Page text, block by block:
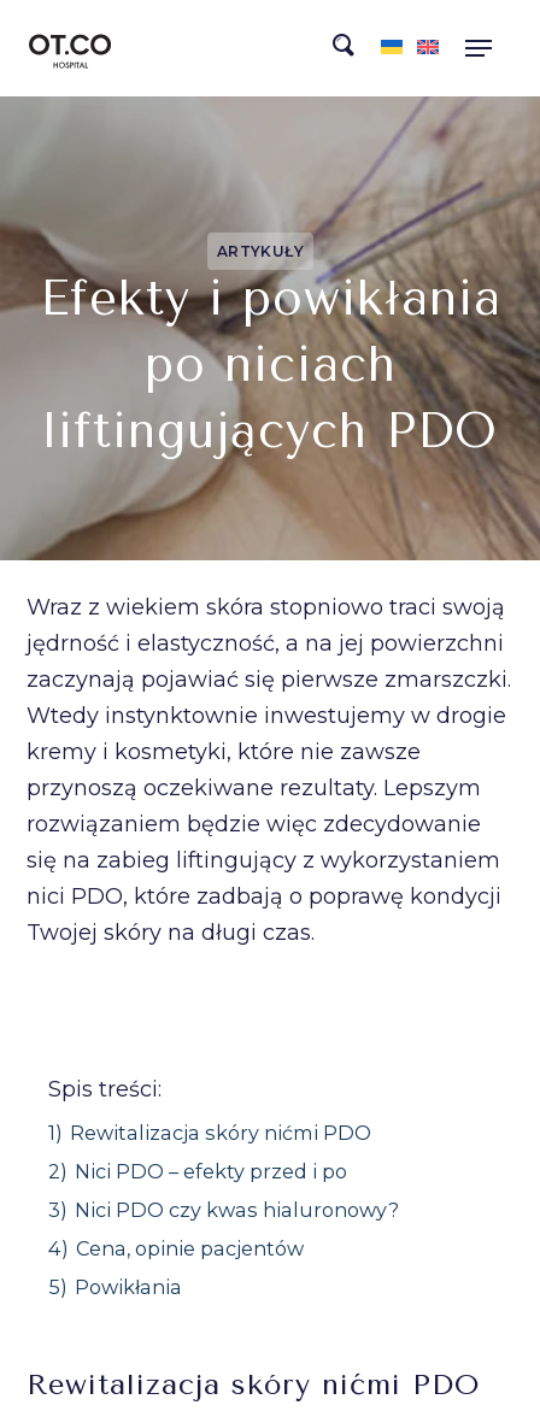
ARTYKUŁY
Efekty i powikłania
po niciach
liftingujących PDO
Wraz z wiekiem skóra stopniowo traci swoją
jędrność i elastyczność, a na jej powierzchni
zaczynają pojawiać się pierwsze zmarszczki.
Wtedy instynktownie inwestujemy w drogie
kremy i kosmetyki, które nie zawsze
przynoszą oczekiwane rezultaty. Lepszym
rozwiązaniem będzie więc zdecydowanie
się na zabieg liftingujący z wykorzystaniem
nici PDO, które zadbają o poprawę kondycji
Twojej skóry na długi czas.
Spis treści:
1) Rewitalizacja skóry nićmi PDO
2) Nici PDO – efekty przed i po
3) Nici PDO czy kwas hialuronowy?
4) Cena, opinie pacjentów
5) Powikłania
Rewitalizacja skóry nićmi PDO